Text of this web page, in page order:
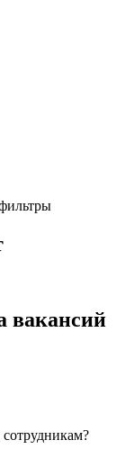
вакансий